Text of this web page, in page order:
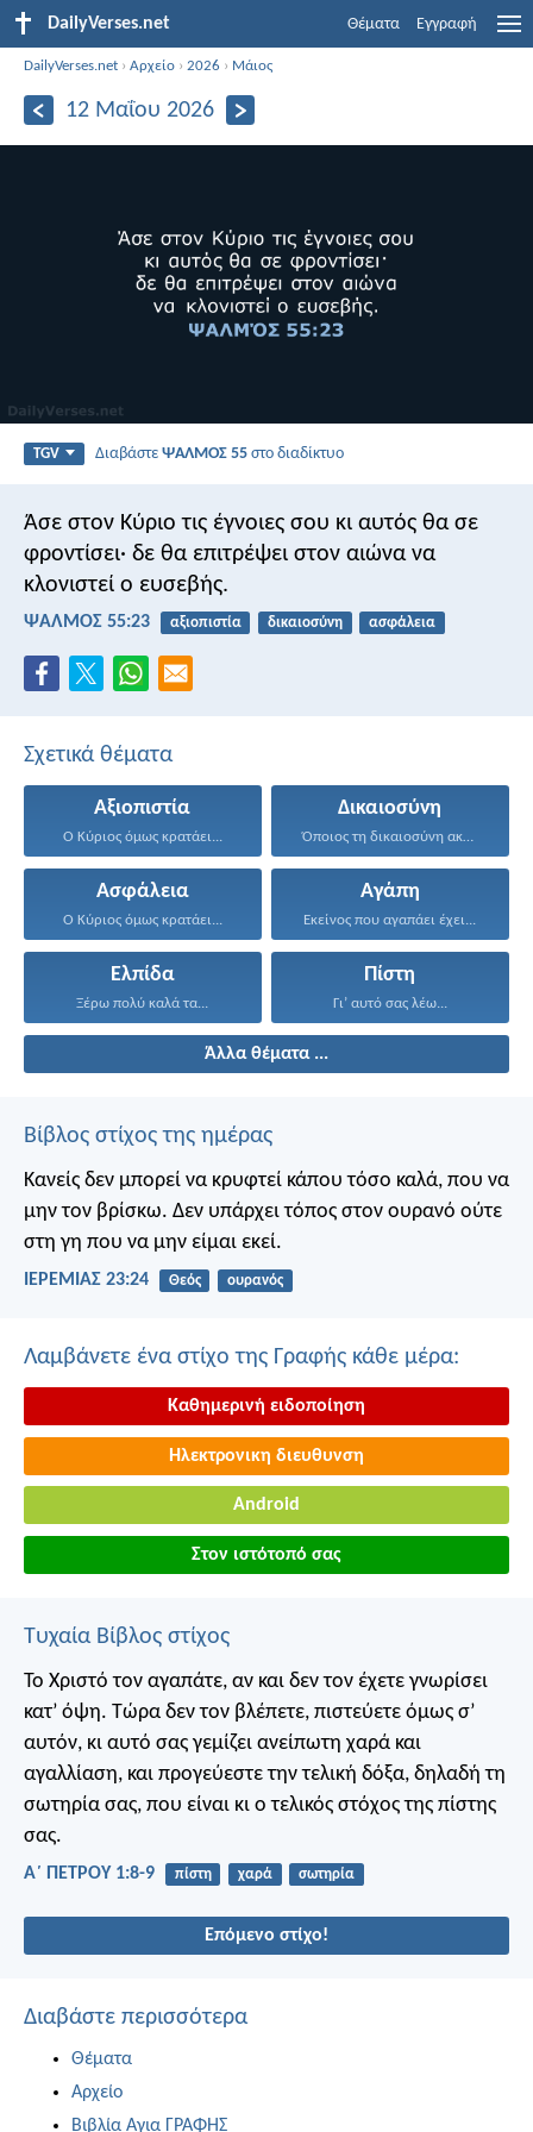
DailyVerses.net Θέματα Εγγραφή
DailyVerses.net ›Αρχείο ›2026 › Μάιος
12 Μαΐου 2026
TGV ΔιαβάστεΨΑΛΜΌΣ 55 στο διαδίκτυο
Άσε στον Κύριο τις έγνοιες σου κι αυτός θα σε
φροντίσει· δε θα επιτρέψει στον αιώνανα
κλονιστεί ο ευσεβής.
ΨΑΛΜΌΣ 55:23 αξιοπιστία δικαιοσύνη ασφάλεια
Σχετικά θέματα
Αξιοπιστία
Ο Κύριος όμως κρατάει...
Δικαιοσύνη
Όποιος τη δικαιοσύνη ακολουθεί...
Ασφάλεια
Ο Κύριος όμως κρατάει...
Αγάπη
Εκείνος που αγαπάει έχει...
Ελπίδα
Ξέρω πολύ καλά τα...
Πίστη
Γι’ αυτό σας λέω...
Άλλα θέματα ...
Βίβλος στίχος της ημέρας
Κανείς δεν μπορεί να κρυφτεί κάπου τόσο καλά, που να
μην τον βρίσκω. Δεν υπάρχει τόπος στον ουρανό ούτε
στη γη που να μην είμαι εκεί.
ΙΕΡΕΜΙΑΣ 23:24 Θεός ουρανός
Λαμβάνετε ένα στίχο της Γραφής κάθε μέρα:
Καθημερινή ειδοποίηση
Ηλεκτρονικη διευθυνση
Android
Στον ιστότοπό σας
Τυχαία Βίβλος στίχος
Το Χριστό τον αγαπάτε, αν και δεν τον έχετε γνωρίσει
κατ’ όψη. Τώρα δεν τον βλέπετε, πιστεύετε όμως σ’
αυτόν, κι αυτό σας γεμίζει ανείπωτη χαρά και
αγαλλίαση, και προγεύεστε την τελική δόξα, δηλαδή τη
σωτηρία σας, που είναι κι ο τελικός στόχος της πίστης
σας.
Α΄ ΠΕΤΡΟΥ 1:8-9 πίστη χαρά σωτηρία
Επόμενο στίχο!
Διαβάστε περισσότερα
Θέματα
Αρχείο
Βιβλία Αγια ΓΡΑΦΗΣ